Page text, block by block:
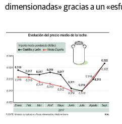
dimensionadas» gracias a un